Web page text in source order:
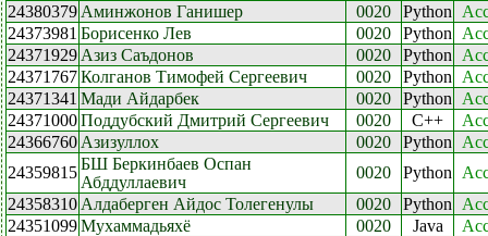
24380379 Аминжонов Ганишер 0020 Python
24373981 Борисенко Лев 0020 Python
24371929 Азиз Саъдонов 0020 Python
24371767Колганов Тимофей Сергеевич 0020 Python
24371341 Мади Айдарбек 0020 Python
24371000Поддубский Дмитрий Сергеевич 0020 C++
24366760 Азизуллох 0020 Python
24359815БШ Беркинбаев Оспан
Абддуллаевич
0020 Python
24358310 Алдаберген Айдос Толегенулы 0020 Python
24351099Мухаммадьяхё 0020 Java